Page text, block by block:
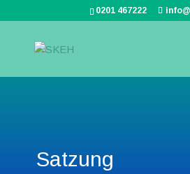
0201 467222
Satzung